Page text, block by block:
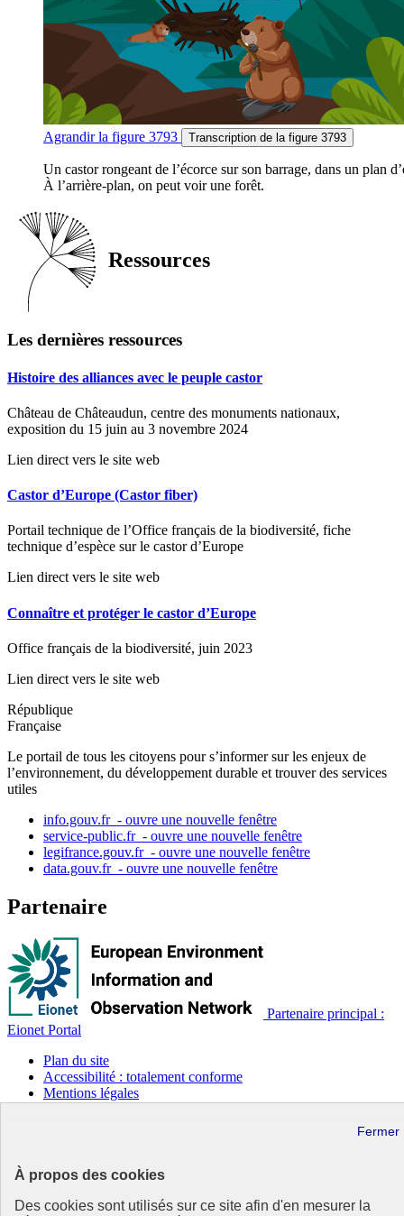
À propos des cookies
Des cookies sont utilisés sur ce site afin d'en mesurer la
Agrandirla figure 3793 Transcription de la figure 3793
Un castor rongeant de l’écorce sur son barrage, dans un plan
À l’arrière-plan, on peut voir une forêt.
Ressources
Les dernières ressources
Histoire des alliances avec le peuple castor
Château de Châteaudun, centre des monuments nationaux,
exposition du 15 juin au 3 novembre 2024
Lien direct vers le site web
Castor d’Europe (Castor fiber)
Portail technique de l’Office français de la biodiversité, fiche
technique d’espèce sur le castor d’Europe
Lien direct vers le site web
Connaître et protéger le castor d’Europe
Office français de la biodiversité, juin 2023
Lien direct vers le site web
République
Française
Le portail de tous les citoyens pour s’informer sur les enjeux de
l’environnement, du développement durable et trouver des services
utiles
info.gouv.fr - ouvre une nouvelle fenêtre
service-public.fr - ouvre une nouvelle fenêtre
legifrance.gouv.fr - ouvre une nouvelle fenêtre
data.gouv.fr - ouvre une nouvelle fenêtre
Partenaire
Partenaire principal :
Eionet Portal
Plan du site
Accessibilité : totalement conforme
Mentions légales
licence etalab-2.0Lien externe